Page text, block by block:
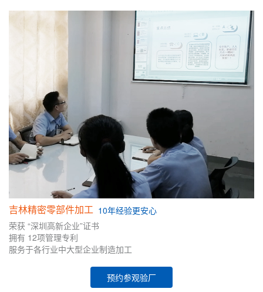
吉林精密零部件加工 10年经验更安心
荣获 “深圳高新企业”证书
拥有 12项管理专利
服务于各行业中大型企业制造加工
预约参观验厂